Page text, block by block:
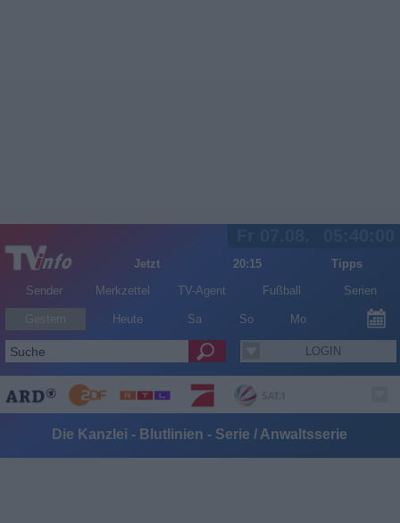
Jetzt 20:15
Tipps
Sender
Merkzettel TV-Agent Fußball Serien
Heute Sa So Mo
LOGIN
Die Kanzlei - Blutlinien - Serie / Anwaltsserie